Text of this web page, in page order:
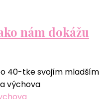
nám dokážu